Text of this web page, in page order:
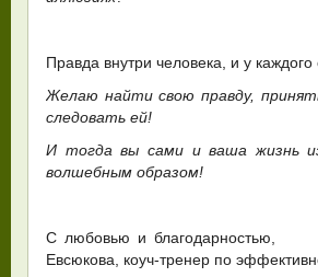
Правда внутри человека, и у каждого
Желаю найти свою правду,
следовать ей!
И тогда вы сами и ваша жизнь
волшебным образом!
С любовью и
Евсюкова, коуч-тренер по